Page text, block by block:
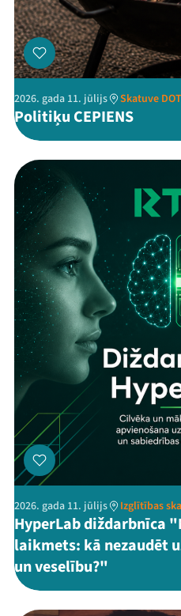
2026. gada 11. jūlijs Skatuve
Politiķu CEPIENS
2026. gada 11. jūlijs Izglītības
HyperLab diždarbnīca
laikmets: kā nezaudēt
un veselību?"